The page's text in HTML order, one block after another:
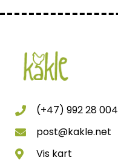
(+47) 992 28 004
post@kakle.net
Vis kart